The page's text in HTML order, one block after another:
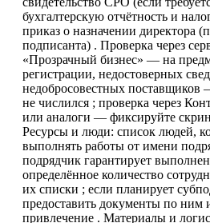
бухгалтерскую отчётность и
приказ о назначении директора
подписанта) . Проверка через
«Прозрачный бизнес» — на
регистрации, недостоверных
недобросовестных поставщиков
не числился ; проверка через
или аналоги — фиксируйте
Ресурсы и люди: список людей,
выполнять работы от имени
подрядчик гарантирует
определённое количество
их списки ; если планирует
предоставить документы по ним
привлечение . Материалы и